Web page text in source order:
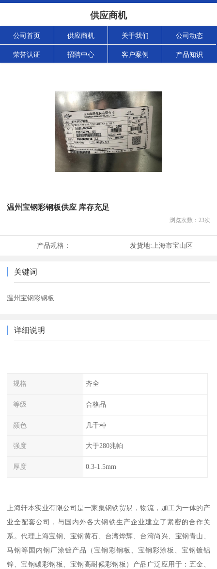
供应商机
公司首页 供应商机 关于我们 公司动态
荣誉认证 招聘中心 客户案例 产品知识
温州宝钢彩钢板供应 库存充足
浏览次数： 23次
产品规格： 发货地: 上海市宝山区
关键词
温州宝钢彩钢板
详细说明
规格 齐全
等级 合格品
颜色 几千种
强度 大于280兆帕
厚度 0.3-1.5mm
上海轩本实业有限公司是一家集钢铁贸易，物流，加工为一体的产
业全配套公司，与国内外各大钢铁生产企业建立了紧密的合作关
系。代理上海宝钢、宝钢黄石、台湾烨辉、台湾尚兴、宝钢青山、
马钢等国内钢厂涂镀产品（宝钢彩钢板、宝钢彩涂板、宝钢镀铝
锌、宝钢碳彩钢板、宝钢高耐候彩钢板）产品广泛应用于：五金、